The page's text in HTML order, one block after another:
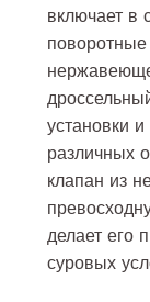
включает в
установки
различных
клапан из
делает его
суровых